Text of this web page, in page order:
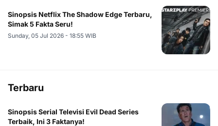
Sinopsis Netflix The Shadow Edge Terbaru,
Simak 5 Fakta Seru!
Sunday, 05 Jul 2026 - 18:55 WIB
Terbaru
Sinopsis Serial Televisi Evil Dead Series
Terbaik, Ini 3 Faktanya!